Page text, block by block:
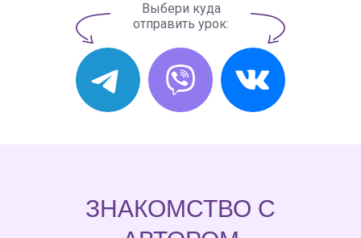
Выбери куда
отправить урок:
ЗНАКОМСТВО С